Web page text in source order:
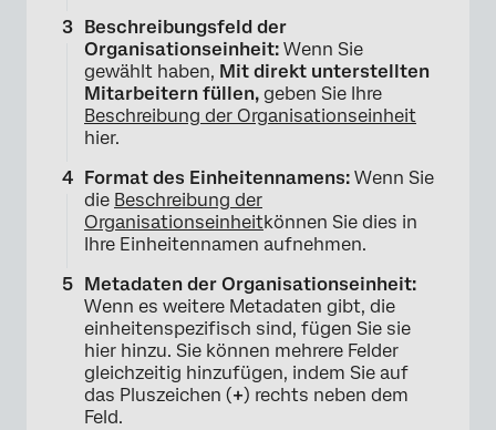
Beschreibungsfeld der
Organisationseinheit: Wenn Sie
gewählt haben, Mit direkt unterstellten
Mitarbeitern füllen, geben Sie Ihre
Beschreibung der Organisationseinheit
hier.
Format des Einheitennamens: Wenn Sie
die Beschreibung der
Organisationseinheitkönnen Sie dies in
Ihre Einheitennamen aufnehmen.
Metadaten der Organisationseinheit:
Wenn es weitere Metadaten gibt, die
einheitenspezifisch sind, fügen Sie sie
hier hinzu. Sie können mehrere Felder
gleichzeitig hinzufügen, indem Sie auf
das Pluszeichen (+) rechts neben dem
Feld.